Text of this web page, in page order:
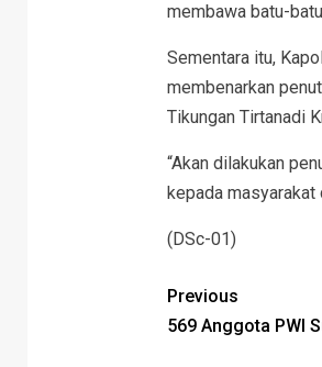
membawa batu-
Sementara itu,
membenarkan
Tikungan Tirtanadi
“Akan dilakukan
kepada masyarakat
(DSc-01)
Previous
569 Anggota PWI